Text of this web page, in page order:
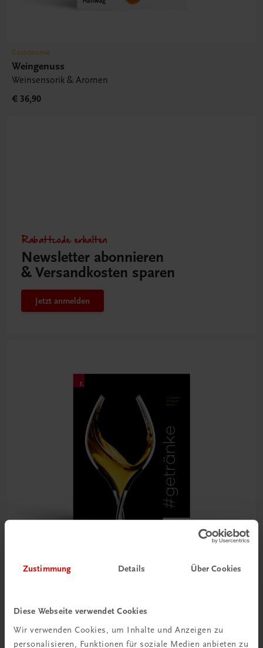
Zustimmung Details Über Cookies
Diese Webseite verwendet Cookies
Wir verwenden Cookies, um Inhalte und Anzeigen zu
personalisieren, Funktionen für soziale Medien anbieten zu
Gastronomie
Weingenuss
Weinsensorik & Aromen
€ 36,90
Rabattcode erhalten
Newsletter abonnieren
& Versandkosten sparen
Jetzt anmelden
Gastronomie